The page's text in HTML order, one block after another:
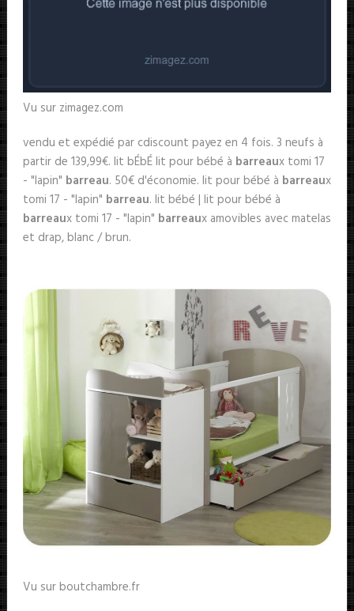
Vu sur zimagez.com
vendu et expédié par cdiscount payez en 4 fois. 3 neufs à
partir de 139,99€. lit bÉbÉ lit pour bébé à barreaux tomi 17
- "lapin" barreau. 50€ d'économie. lit pour bébé à barreaux
tomi 17 - "lapin" barreau. lit bébé | lit pour bébé à
barreaux tomi 17 - "lapin" barreaux amovibles avec matelas
et drap, blanc / brun.
Vu sur boutchambre.fr